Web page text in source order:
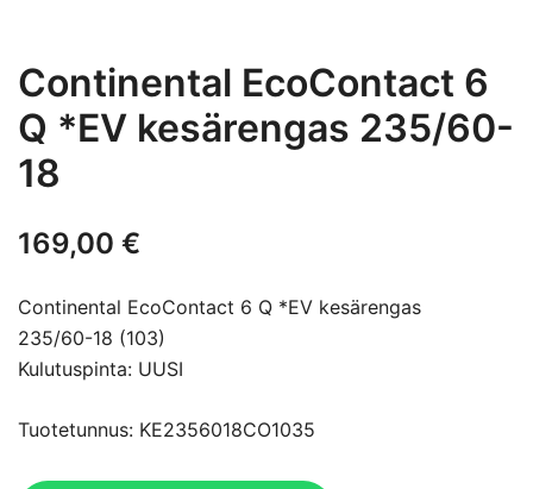
Continental EcoContact 6
Q *EV kesärengas 235/60-
18
169,00 €
Continental EcoContact 6 Q *EV kesärengas
235/60-18 (103)
Kulutuspinta: UUSI
Tuotetunnus: KE2356018CO1035